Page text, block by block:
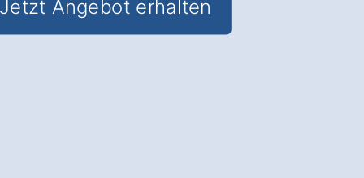
Jetzt Angebot erhalten